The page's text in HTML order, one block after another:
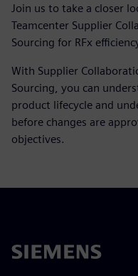
Join us to take a closer
Teamcenter Supplier
Sourcing for RFx
With Supplier
Sourcing, you can
product lifecycle and
before changes are
objectives.